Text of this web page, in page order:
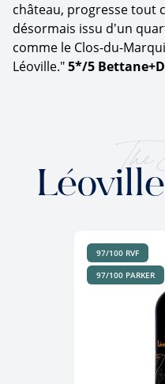
château, progresse tout
désormais issu d'un
comme le Clos-du-
Léoville."5*/5
97/100 RVF
97/100 PARKER